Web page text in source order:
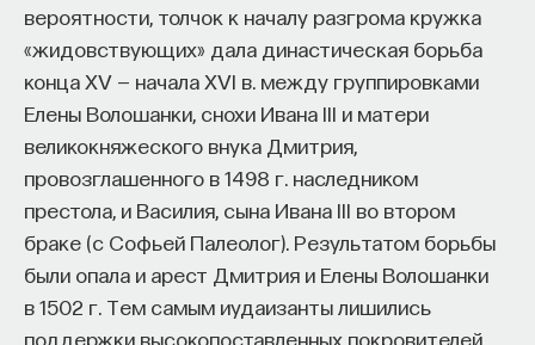
вероятности, толчок к началу разгрома кружка
«жидовствующих» дала династическая борьба
конца XV — начала XVI в. между группировками
Елены Волошанки, снохи Ивана III и матери
великокняжеского внука Дмитрия,
провозглашенного в 1498 г. наследником
престола, и Василия, сына Ивана III во втором
браке (с Софьей Палеолог). Результатом борьбы
были опала и арест Дмитрия и Елены Волошанки
в 1502 г. Тем самым иудаизанты лишились
поддержки высокопоставленных покровителей.